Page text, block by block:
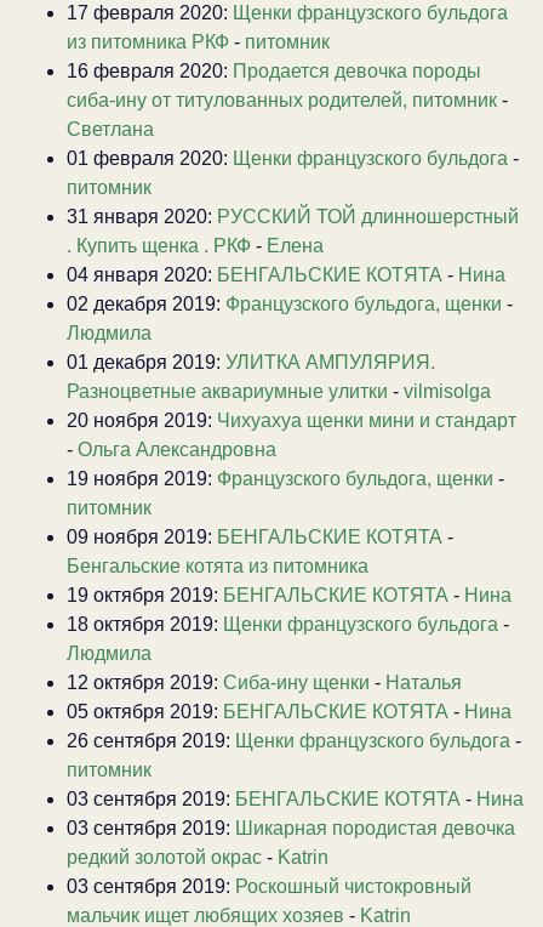
17 февраля 2020: Щенки французского бульдога
из питомника РКФ - питомник
16 февраля 2020: Продается девочка породы
сиба-ину от титулованных родителей, питомник -
Светлана
01 февраля 2020: Щенки французского бульдога -
питомник
31 января 2020: РУССКИЙ ТОЙ длинношерстный
. Купить щенка . РКФ - Елена
04 января 2020: БЕНГАЛЬСКИЕ КОТЯТА - Нина
02 декабря 2019: Французского бульдога, щенки -
Людмила
01 декабря 2019: УЛИТКА АМПУЛЯРИЯ.
Разноцветные аквариумные улитки - vilmisolga
20 ноября 2019: Чихуахуа щенки мини и стандарт
- Ольга Александровна
19 ноября 2019: Французского бульдога, щенки -
питомник
09 ноября 2019: БЕНГАЛЬСКИЕ КОТЯТА -
Бенгальские котята из питомника
19 октября 2019: БЕНГАЛЬСКИЕ КОТЯТА - Нина
18 октября 2019: Щенки французского бульдога -
Людмила
12 октября 2019: Сиба-ину щенки - Наталья
05 октября 2019: БЕНГАЛЬСКИЕ КОТЯТА - Нина
26 сентября 2019: Щенки французского бульдога -
питомник
03 сентября 2019: БЕНГАЛЬСКИЕ КОТЯТА - Нина
03 сентября 2019: Шикарная породистая девочка
редкий золотой окрас - Katrin
03 сентября 2019: Роскошный чистокровный
мальчик ищет любящих хозяев - Katrin